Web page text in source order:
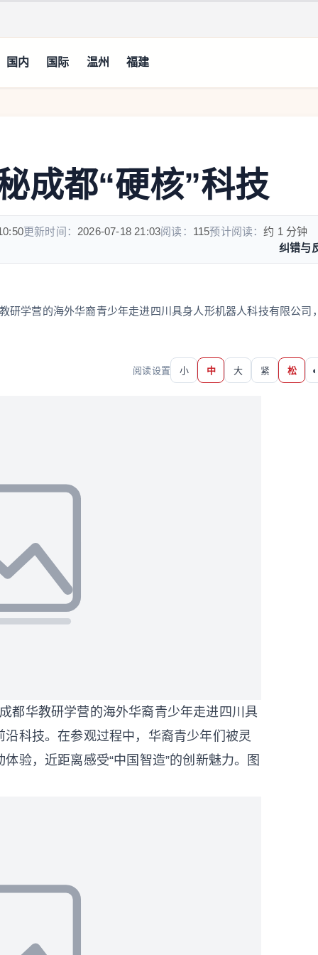
国内 国际 温州 福建
成都“硬核”科技
更新时间： 2026-07-18 21:03阅读： 115预计阅读：约 1 分钟
纠错与
研学营的海外华裔青少年走进四川具身人形机器人科技有限公司
阅读设置 小 中 大 紧 松 ◐
都华教研学营的海外华裔青少年走进四川具
科技。在参观过程中，华裔青少年们被灵
验，近距离感受“中国智造”的创新魅力。图